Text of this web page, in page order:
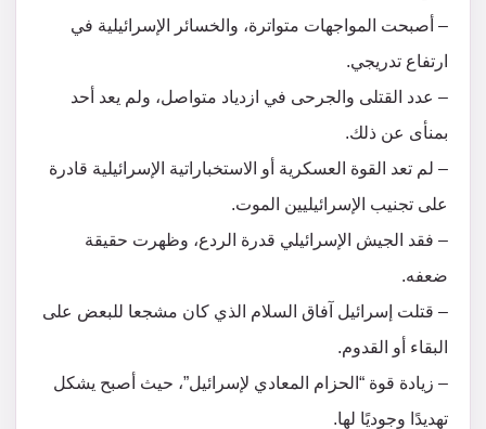
– أصبحت المواجهات متواترة، والخسائر الإسرائيلية في
ارتفاع تدريجي.
– عدد القتلى والجرحى في ازدياد متواصل، ولم يعد أحد
بمنأى عن ذلك.
– لم تعد القوة العسكرية أو الاستخباراتية الإسرائيلية قادرة
على تجنيب الإسرائيليين الموت.
– فقد الجيش الإسرائيلي قدرة الردع، وظهرت حقيقة
ضعفه.
– قتلت إسرائيل آفاق السلام الذي كان مشجعا للبعض على
البقاء أو القدوم.
– زيادة قوة “الحزام المعادي لإسرائيل”، حيث أصبح يشكل
تهديدًا وجوديًا لها.